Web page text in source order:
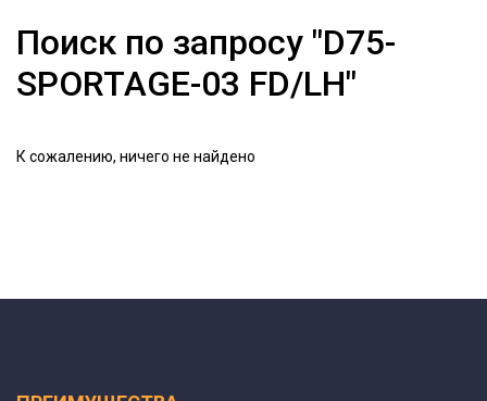
Поиск по запросу "D75-
SPORTAGE-03 FD/LH"
К сожалению, ничего не найдено